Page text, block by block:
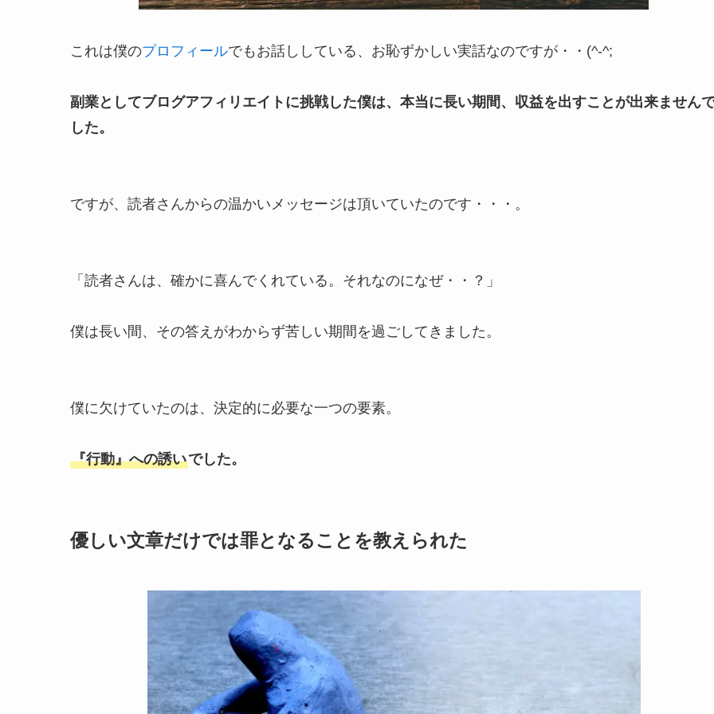
これは僕のプロフィールでもお話ししている、お恥ずかしい実話なのですが・・(^-^;
副業としてブログアフィリエイトに挑戦した僕は、本当に長い期間、収益を出すことが出来ません
した。
ですが、読者さんからの温かいメッセージは頂いていたのです・・・。
「読者さんは、確かに喜んでくれている。それなのになぜ・・？」
僕は長い間、その答えがわからず苦しい期間を過ごしてきました。
僕に欠けていたのは、決定的に必要な一つの要素。
『行動』への誘いでした。
優しい文章だけでは罪となることを教えられた